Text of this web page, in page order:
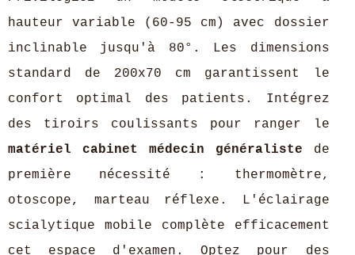
hauteur variable (60-95 cm) avec dossier
inclinable jusqu'à 80°. Les dimensions
standard de 200x70 cm garantissent le
confort optimal des patients. Intégrez
des tiroirs coulissants pour ranger le
matériel cabinet médecin généraliste de
première nécessité : thermomètre,
otoscope, marteau réflexe. L'éclairage
scialytique mobile complète efficacement
cet espace d'examen. Optez pour des